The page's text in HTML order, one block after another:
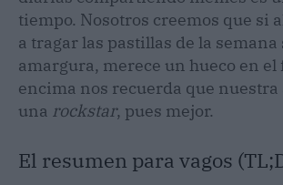
tiempo. Nosotros creemos que si
a tragar las pastillas de la semana
amargura, merece un hueco en el
encima nos recuerda que nuestra
una rockstar, pues mejor.
El resumen para vagos